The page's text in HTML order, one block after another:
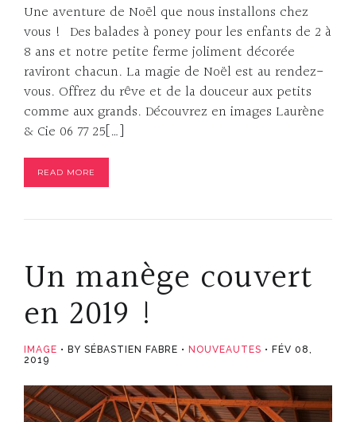
Une aventure de Noël que nous installons chez
vous ! Des balades à poney pour les enfants de 2 à
8 ans et notre petite ferme joliment décorée
raviront chacun. La magie de Noël est au rendez-
vous. Offrez du rêve et de la douceur aux petits
comme aux grands. Découvrez en images Laurène
& Cie 06 77 25[…]
READ MORE
Un manège couvert
en 2019 !
IMAGE BY SÉBASTIEN FABRE NOUVEAUTES
FÉV 08,
2019